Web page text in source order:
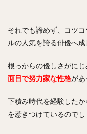
それでも諦めず、コツ
ルの人気を誇る俳優へ成
根っからの優しさがに
面目で努力家な性格があ
下積み時代を経験した
を惹きつけているのでし